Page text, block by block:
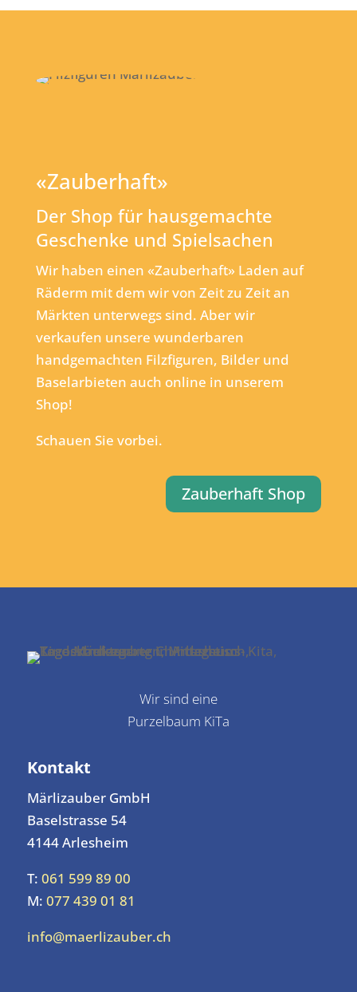
«Zauberhaft»
Der Shop für hausgemachte
Geschenke und Spielsachen
Wir haben einen «Zauberhaft» Laden auf
Räderm mit dem wir von Zeit zu Zeit an
Märkten unterwegs sind. Aber wir
verkaufen unsere wunderbaren
handgemachten Filzfiguren, Bilder und
Baselarbieten auch online in unserem
Shop!
Schauen Sie vorbei.
Zauberhaft Shop
Wir sind eine
Purzelbaum KiTa
Kontakt
Märlizauber GmbH
Baselstrasse 54
4144 Arlesheim
T: 061 599 89 00
M: 077 439 01 81
info@maerlizauber.ch